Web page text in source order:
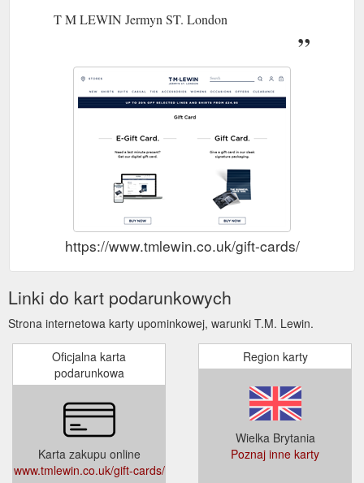
T M LEWIN Jermyn ST. London
https://www.tmlewin.co.uk/gift-cards/
Linki do kart podarunkowych
Strona internetowa karty upominkowej, warunki T.M. Lewin.
Oficjalna karta
podarunkowa
Karta zakupu online
www.tmlewin.co.uk/gift-cards/
Region karty
Wielka Brytania
Poznaj inne karty